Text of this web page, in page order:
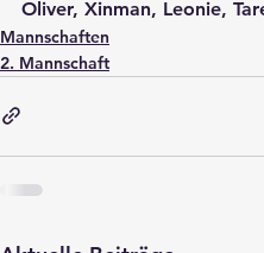
Oliver, Xinman, Leonie,
Mannschaften
2. Mannschaft